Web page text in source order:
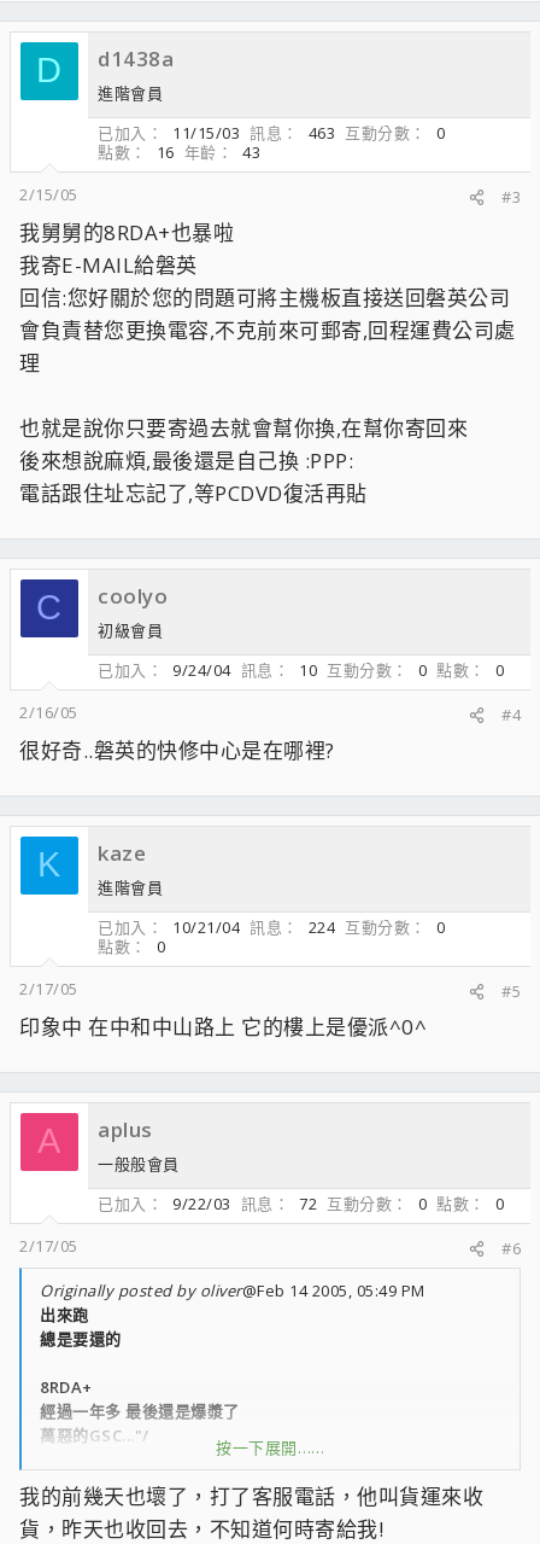
想請問一下
如果明天想聯絡盤英送修的細節
不知道應該要打那個電話
目前開
www.epox.com.tw的網頁
完全開不起來....什麼狀況啊~"~
請各位網友協助囉 感恩M(_._)M
D d1438a
進階會員
已加入
11/15/03 訊息 463 互動分數
0
點數
16 年齡
43
2/15/05
#3
我舅舅的8RDA+也暴啦
我寄E-MAIL給磐英
回信:您好關於您的問題可將主機板直接送回磐英公司
會負責替您更換電容,不克前來可郵寄,回程運費公司處
理
也就是說你只要寄過去就會幫你換,在幫你寄回來
後來想說麻煩,最後還是自己換 :PPP:
電話跟住址忘記了,等PCDVD復活再貼
C coolyo
初級會員
已加入
9/24/04 訊息 10 互動分數 0 點數
0
2/16/05
#4
很好奇..磐英的快修中心是在哪裡?
K kaze
進階會員
已加入
10/21/04 訊息 224 互動分數
0
點數
0
2/17/05
#5
印象中 在中和中山路上 它的樓上是優派^0^
A aplus
一般般會員
已加入
9/22/03 訊息 72 互動分數 0 點數
0
2/17/05
#6
Originally posted by oliver@Feb 14 2005, 05:49 PM
出來跑
總是要還的
8RDA+
經過一年多 最後還是爆漿了
萬惡的GSC..."/
可是
當初買的盒子上的快修電話
打過去已經是空號了=.=
按一下展開……
我的前幾天也壞了，打了客服電話，他叫貨運來收
貨，昨天也收回去，不知道何時寄給我!